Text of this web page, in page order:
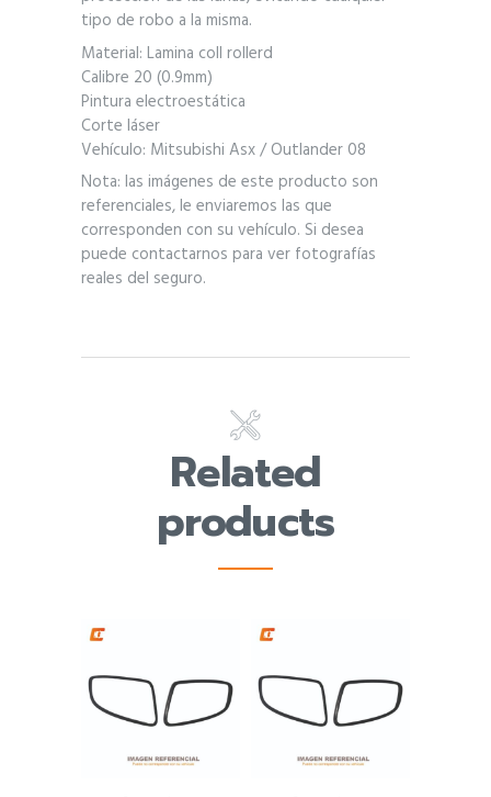
tipo de robo a la misma.
Material: Lamina coll rollerd
Calibre 20 (0.9mm)
Pintura electroestática
Corte láser
Vehículo: Mitsubishi Asx / Outlander 08
Nota: las imágenes de este producto son
referenciales, le enviaremos las que
corresponden con su vehículo. Si desea
puede contactarnos para ver fotografías
reales del seguro.
Related
products